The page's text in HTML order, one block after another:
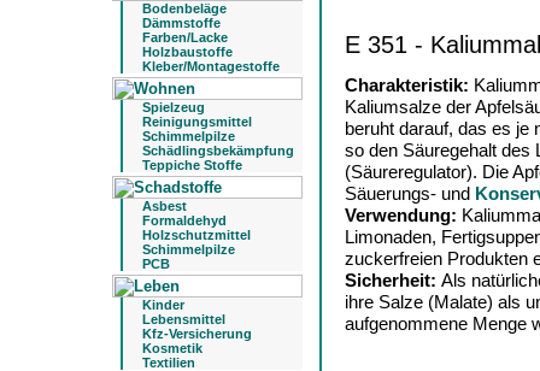
Bodenbeläge
Dämmstoffe
Farben/Lacke
Holzbaustoffe
Kleber/Montagestoffe
Spielzeug
Reinigungsmittel
Schimmelpilze
Schädlingsbekämpfung
Teppiche Stoffe
Asbest
Formaldehyd
Holzschutzmittel
Schimmelpilze
PCB
Kinder
Lebensmittel
Kfz-Versicherung
Kosmetik
Textilien
E 351 -
Charakteristik:
Kaliumsalze der
beruht darauf, das es je
so den Säuregehalt des
(Säureregulator). Die
Säuerungs- und
Verwendung:
Limonaden,
zuckerfreien Produkten
Sicherheit: Als
ihre Salze (Malate) als
aufgenommene Menge